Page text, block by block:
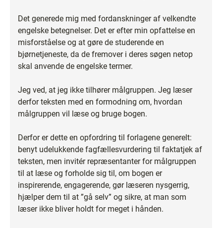
Det generede mig med fordanskninger af velkendte
engelske betegnelser. Det er efter min opfattelse en
misforståelse og at gøre de studerende en
bjørnetjeneste, da de fremover i deres søgen netop
skal anvende de engelske termer.
Jeg ved, at jeg ikke tilhører målgruppen. Jeg læser
derfor teksten med en formodning om, hvordan
målgruppen vil læse og bruge bogen.
Derfor er dette en opfordring til forlagene generelt:
benyt udelukkende fagfællesvurdering til faktatjek af
teksten, men invitér repræsentanter for målgruppen
til at læse og forholde sig til, om bogen er
inspirerende, engagerende, gør læseren nysgerrig,
hjælper dem til at ”gå selv” og sikre, at man som
læser ikke bliver holdt for meget i hånden.